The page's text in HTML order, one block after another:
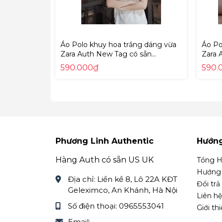
Áo Polo khuy hoa trắng dáng vừa
Zara Auth New Tag có sẵn
5070/159 5070159
590.000₫
Áo
Zara
5070/
Phương Linh Authentic
Hàng Auth có sẵn US UK
Địa chỉ: Liền kề 8, Lô 22A KĐT
Geleximco, An Khánh, Hà Nội
Số điện thoại: 0965553041
Tổng
Đổi trả
Liên hệ
Giới